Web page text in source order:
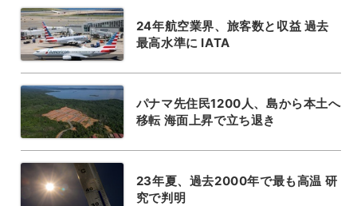
24年航空業界、旅客数と収益 過去
最高水準に IATA
パナマ先住民1200人、島から本土へ
移転 海面上昇で立ち退き
23年夏、過去2000年で最も高温 研
究で判明